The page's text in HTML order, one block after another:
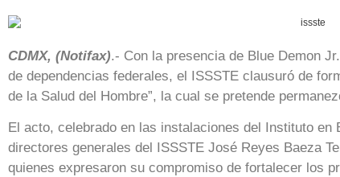
CDMX, (Notifax).- Con la presencia de Blue Demon
de dependencias federales, el ISSSTE clausuró de
de la Salud del Hombre”, la cual se pretende
El acto, celebrado en las instalaciones del Instituto
directores generales del ISSSTE José Reyes Baeza
quienes expresaron su compromiso de fortalecer los